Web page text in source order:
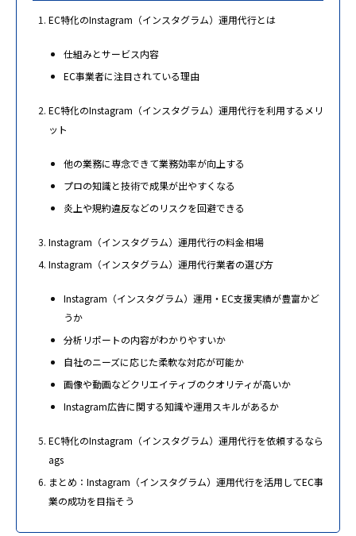
EC特化のInstagram（インスタグラム）運用代行とは
仕組みとサービス内容
EC事業者に注目されている理由
EC特化のInstagram（インスタグラム）運用代行を利用するメリ
ット
他の業務に専念できて業務効率が向上する
プロの知識と技術で成果が出やすくなる
炎上や規約違反などのリスクを回避できる
Instagram（インスタグラム）運用代行の料金相場
Instagram（インスタグラム）運用代行業者の選び方
Instagram（インスタグラム）運用・EC支援実績が豊富かど
うか
分析リポートの内容がわかりやすいか
自社のニーズに応じた柔軟な対応が可能か
画像や動画などクリエイティブのクオリティが高いか
Instagram広告に関する知識や運用スキルがあるか
EC特化のInstagram（インスタグラム）運用代行を依頼するなら
ags
まとめ：Instagram（インスタグラム）運用代行を活用してEC事
業の成功を目指そう